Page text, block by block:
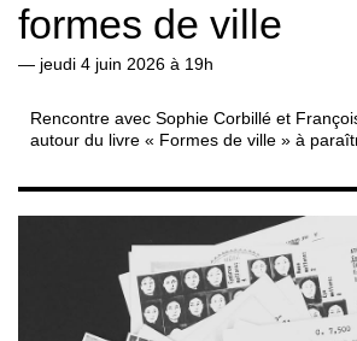
formes de ville
— jeudi 4 juin 2026 à 19h
Rencontre avec Sophie Corbillé et
autour du livre « Formes de ville » à